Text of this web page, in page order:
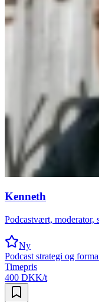
Kenneth
Podcastvært, moderator,
Ny
Podcast strategi og
Timepris
400 DKK/t